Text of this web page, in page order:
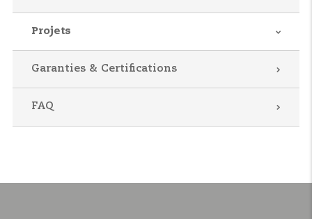
Projets
Garanties & Certifications
FAQ